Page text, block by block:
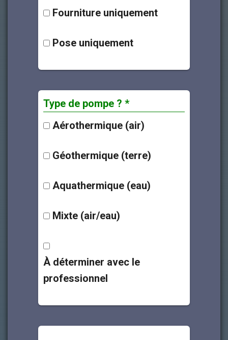
Fourniture uniquement
Pose uniquement
Type de pompe ? *
Aérothermique (air)
Géothermique (terre)
Aquathermique (eau)
Mixte (air/eau)
À déterminer avec le
professionnel